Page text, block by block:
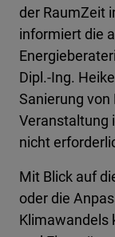
der RaumZeit
informiert die
Dipl.-Ing.
Sanierung von
Veranstaltung
nicht
Mit Blick auf
oder die
Klimawandels